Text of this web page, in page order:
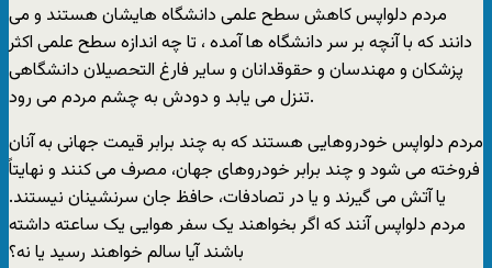
مردم دلواپس کاهش سطح علمی دانشگاه هایشان هستند و می
دانند که با آنچه بر سر دانشگاه ها آمده ، تا چه اندازه سطح علمی اکثر
پزشکان و مهندسان و حقوقدانان و سایر فارغ التحصیلان دانشگاهی
تنزل می یابد و دودش به چشم مردم می رود.
مردم دلواپس خودروهایی هستند که به چند برابر قیمت جهانی به آنان
فروخته می شود و چند برابر خودروهای جهان، مصرف می کنند و نهایتاً
یا آتش می گیرند و یا در تصادفات، حافظ جان سرنشینان نیستند.
مردم دلواپس آنند که اگر بخواهند یک سفر هوایی یک ساعته داشته
باشند آیا سالم خواهند رسید یا نه؟